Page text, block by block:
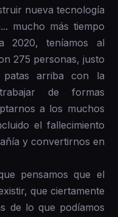
nueva tecnología
mucho más tiempo
2020, teníamos al
275 personas, justo
arriba con la
de formas
a los muchos
el fallecimiento
y convertirnos en
pensamos que el
que ciertamente
de lo que podíamos